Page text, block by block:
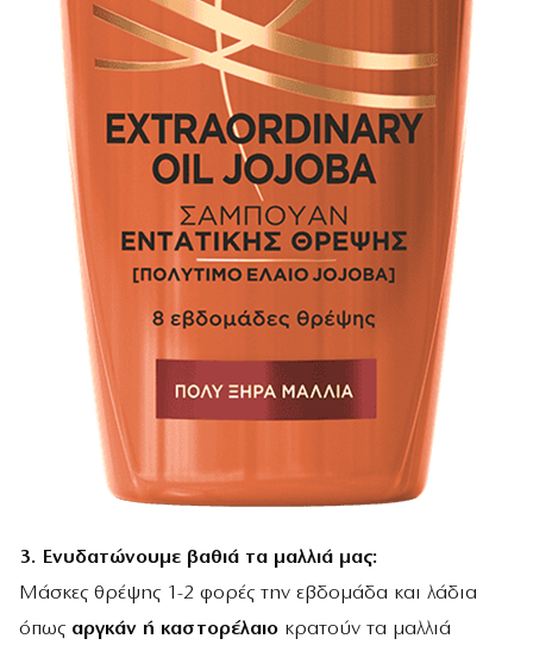
3. Ενυδατώνουμε βαθιά τα μαλλιά μας:
Μάσκες θρέψης 1-2 φορές την εβδομάδα και λάδια
όπως αργκάν ή καστορέλαιο κρατούν τα μαλλιά